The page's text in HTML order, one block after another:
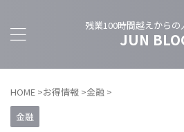
残業100時間越えからの
JUN
HOME >お得情報 >金融 >
金融